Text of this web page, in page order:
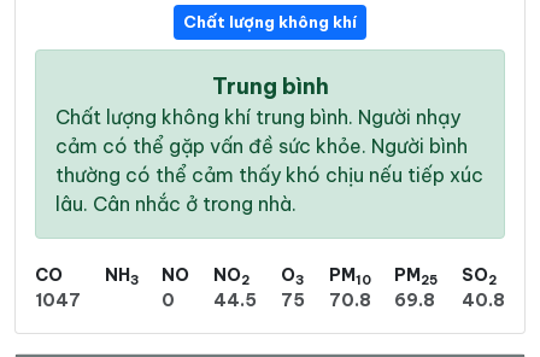
Chất lượng không khí
Trung bình
Chất lượng không khí trung bình. Người nhạy
cảm có thể gặp vấn đề sức khỏe. Người bình
thường có thể cảm thấy khó chịu nếu tiếp xúc
lâu. Cân nhắc ở trong nhà.
CO
1047
NH3
NO
0
NO2
44.5
O3
75
PM10
70.8
PM25
69.8
SO2
40.8